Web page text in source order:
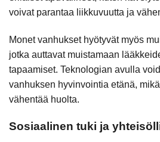
voivat parantaa liikkuvuutta ja
Monet vanhukset hyötyvät myös
jotka auttavat muistamaan
tapaamiset. Teknologian avulla
vanhuksen hyvinvointia etänä,
vähentää huolta.
Sosiaalinen tuki ja